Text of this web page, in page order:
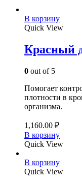
В корзину
Quick View
Красный
0 out of 5
Помогает
плотности в
организма.
1,160.00 ₽
В корзину
Quick View
В корзину
Quick View